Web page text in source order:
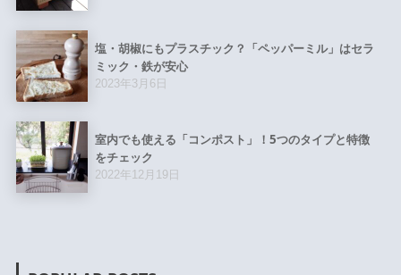
塩・胡椒にもプラスチック？「ペッパーミル」はセラ
ミック・鉄が安心
2023年3月6日
室内でも使える「コンポスト」！5つのタイプと特徴
をチェック
2022年12月19日